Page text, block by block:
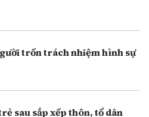
trốn trách nhiệm hình sự
sau sắp xếp thôn, tổ dân